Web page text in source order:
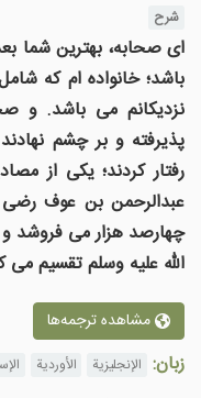
شرح
ای صحابه، بهترین شما
باشد؛ خانواده ام که
نزدیکانم می باشد. و
پذیرفته و بر چشم
رفتار کردند؛ یکی از
عبدالرحمن بن عوف رضی
چهارصد هزار می فروشد
الله علیه وسلم تقسیم می
مشاهده ترجمه‌ها
زبان: الإنجليزية الأوردية